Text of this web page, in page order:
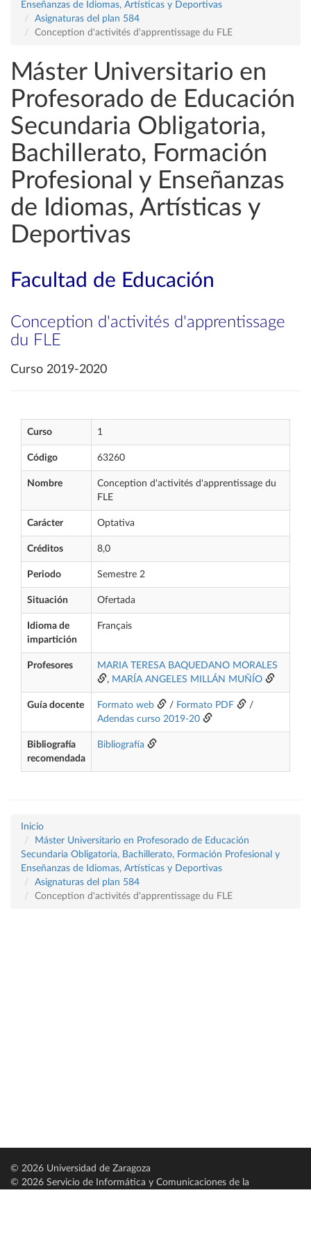
Enseñanzas de Idiomas, Artísticas y Deportivas
Asignaturas del plan 584
Conception d'activités d'apprentissage du FLE
Máster Universitario en
Profesorado de Educación
Secundaria Obligatoria,
Bachillerato, Formación
Profesional y Enseñanzas
de Idiomas, Artísticas y
Deportivas
Facultad de Educación
Conception d'activités d'apprentissage
du FLE
Curso 2019-2020
Curso 1
Código 63260
Nombre
Conception d'activités d'apprentissage du
FLE
Carácter Optativa
Créditos 8,0
Periodo Semestre 2
Situación Ofertada
Idioma de
impartición
Français
Profesores
MARIA TERESA BAQUEDANO MORALES
, MARÍA ANGELES MILLÁN MUÑÍO
Guía docente Formato web / Formato PDF
/
Adendas curso 2019-20
Bibliografía
recomendada
Bibliografía
Inicio
Máster Universitario en Profesorado de Educación
Secundaria Obligatoria, Bachillerato, Formación Profesional y
Enseñanzas de Idiomas, Artísticas y Deportivas
Asignaturas del plan 584
Conception d'activités d'apprentissage du FLE
© 2026 Universidad de Zaragoza
© 2026 Servicio de Informática y Comunicaciones de la